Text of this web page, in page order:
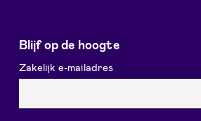
Blijf op de hoogte
Zakelijk e-mailadres